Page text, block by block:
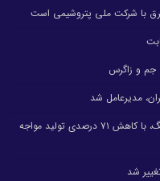
با شرکت ملی پتروشیمی است
جم و زاگرس
مدیرعامل شد
پتروشیمی اروند پس از اختلالات ناشی از جنگ، با کاهش ۷۱ درصدی تولید مواجه
شد